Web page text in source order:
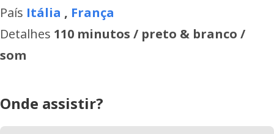
País Itália , França
Detalhes 110 minutos / preto & branco /
som
Onde assistir?